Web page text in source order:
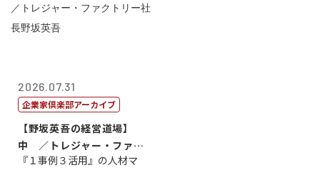
2026.07.31
企業家倶楽部アーカイブ
【野坂英吾の経営道場】
中 ／トレジャー・ファク
トリー社長野坂...
『１事例３活用』の人材マ